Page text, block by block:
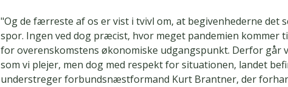
"Og de færreste af os er vist i tvivl om, at begivenhederne det
spor. Ingen ved dog præcist, hvor meget pandemien kommer
for overenskomstens økonomiske udgangspunkt. Derfor går
som vi plejer, men dog med respekt for situationen, landet
understreger forbundsnæstformand Kurt Brantner, der